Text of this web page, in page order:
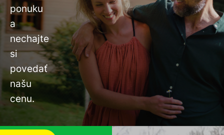
ponuku
a
nechajte
si
povedať
našu
cenu.